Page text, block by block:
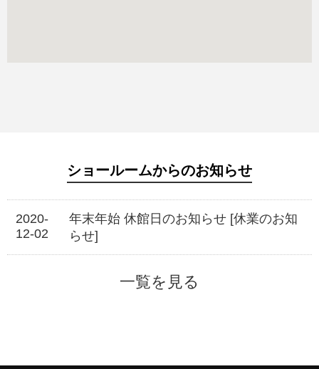
ショールームからのお知らせ
2020-
12-02
年末年始 休館日のお知らせ [休業のお知
らせ]
一覧を見る